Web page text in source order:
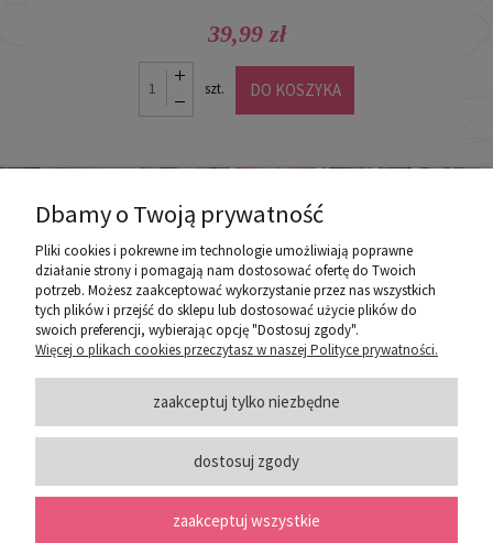
39,99 zł
szt. DO KOSZYKA
poznaj ROZEOGRODOWE.PL
ZASADY SPRZEDAŻY
PORADY
Dbamy o Twoją prywatność
Pliki cookies i pokrewne im technologie umożliwiają poprawne
działanie strony i pomagają nam dostosować ofertę do Twoich
potrzeb. Możesz zaakceptować wykorzystanie przez nas wszystkich
tych plików i przejść do sklepu lub dostosować użycie plików do
swoich preferencji, wybierając opcję "Dostosuj zgody".
Więcej o plikach cookies przeczytasz w naszej Polityce prywatności.
zaakceptuj tylko niezbędne
dostosuj zgody
zaakceptuj wszystkie